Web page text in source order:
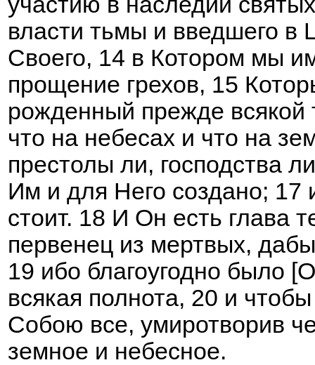
власти тьмы и введшего в
Своего, 14 в Котором мы
прощение грехов, 15
рожденный прежде всякой
что на небесах и что на
престолы ли, господства
Им и для Него создано; 17
стоит. 18 И Он есть глава
первенец из мертвых,
19 ибо благоугодно было
всякая полнота, 20 и
Собою все, умиротворив
земное и небесное.